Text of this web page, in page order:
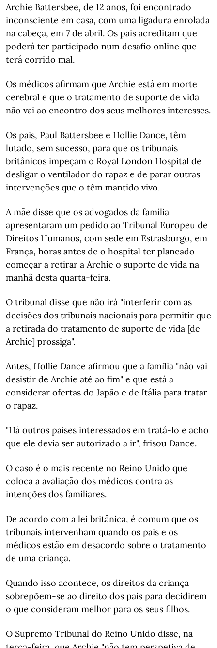
Archie Battersbee, de 12 anos, foi encontrado
inconsciente em casa, com uma ligadura enrolada
na cabeça, em 7 de abril. Os pais acreditam que
poderá ter participado num desafio online que
terá corrido mal.
Os médicos afirmam que Archie está em morte
cerebral e que o tratamento de suporte de vida
não vai ao encontro dos seus melhores interesses.
Os pais, Paul Battersbee e Hollie Dance, têm
lutado, sem sucesso, para que os tribunais
britânicos impeçam o Royal London Hospital de
desligar o ventilador do rapaz e de parar outras
intervenções que o têm mantido vivo.
A mãe disse que os advogados da família
apresentaram um pedido ao Tribunal Europeu de
Direitos Humanos, com sede em Estrasburgo, em
França, horas antes de o hospital ter planeado
começar a retirar a Archie o suporte de vida na
manhã desta quarta-feira.
O tribunal disse que não irá "interferir com as
decisões dos tribunais nacionais para permitir que
a retirada do tratamento de suporte de vida [de
Archie] prossiga".
Antes, Hollie Dance afirmou que a família "não vai
desistir de Archie até ao fim" e que está a
considerar ofertas do Japão e de Itália para tratar
o rapaz.
"Há outros países interessados em tratá-lo e acho
que ele devia ser autorizado a ir", frisou Dance.
O caso é o mais recente no Reino Unido que
coloca a avaliação dos médicos contra as
intenções dos familiares.
De acordo com a lei britânica, é comum que os
tribunais intervenham quando os pais e os
médicos estão em desacordo sobre o tratamento
de uma criança.
Quando isso acontece, os direitos da criança
sobrepõem-se ao direito dos pais para decidirem
o que consideram melhor para os seus filhos.
O Supremo Tribunal do Reino Unido disse, na